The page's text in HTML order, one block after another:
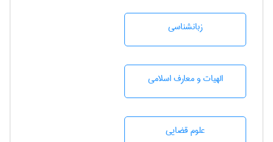
زبانشناسی
الهیات و معارف اسلامی
علوم قضایی